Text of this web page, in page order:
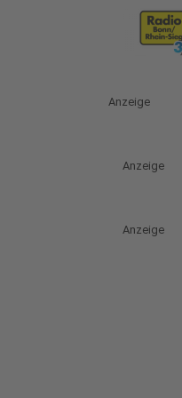
Anzeige
Anzeige
Anzeige